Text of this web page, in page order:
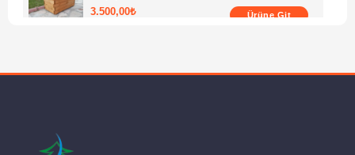
3.500,00₺ Ürüne Git
3.950,00₺